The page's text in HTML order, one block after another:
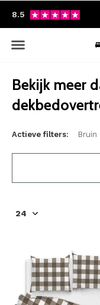
8.5
Bekijk meer
Actieve filters: Bruin